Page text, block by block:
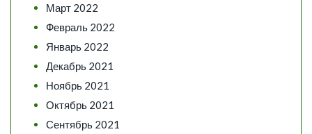
Март 2022
Февраль 2022
Январь 2022
Декабрь 2021
Ноябрь 2021
Октябрь 2021
Сентябрь 2021